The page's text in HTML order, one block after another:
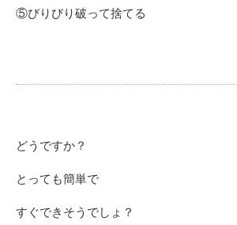
⑤びりびり破って捨てる
どうですか？
とっても簡単で
すぐできそうでしょ？